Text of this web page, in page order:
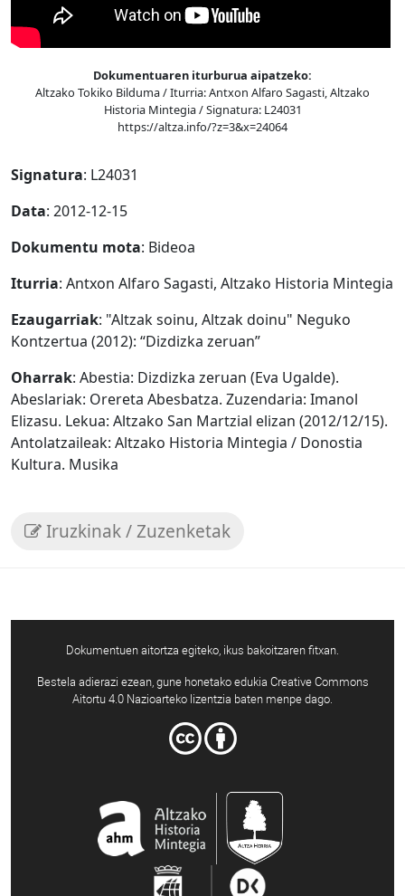
Dokumentuaren iturburua aipatzeko:
Altzako Tokiko Bilduma / Iturria: Antxon Alfaro Sagasti, Altzako
Historia Mintegia / Signatura: L24031
https://altza.info/?z=3&x=24064
Signatura: L24031
Data: 2012-12-15
Dokumentu mota: Bideoa
Iturria: Antxon Alfaro Sagasti, Altzako Historia Mintegia
Ezaugarriak: "Altzak soinu, Altzak doinu" Neguko
Kontzertua (2012): “Dizdizka zeruan”
Oharrak: Abestia: Dizdizka zeruan (Eva Ugalde).
Abeslariak: Orereta Abesbatza. Zuzendaria: Imanol
Elizasu. Lekua: Altzako San Martzial elizan (2012/12/15).
Antolatzaileak: Altzako Historia Mintegia / Donostia
Kultura. Musika
Iruzkinak / Zuzenketak
Dokumentuen aitortza egiteko, ikus bakoitzaren fitxan.
Bestela adierazi ezean, gune honetako edukia Creative Commons
Aitortu 4.0 Nazioarteko lizentzia baten menpe dago.